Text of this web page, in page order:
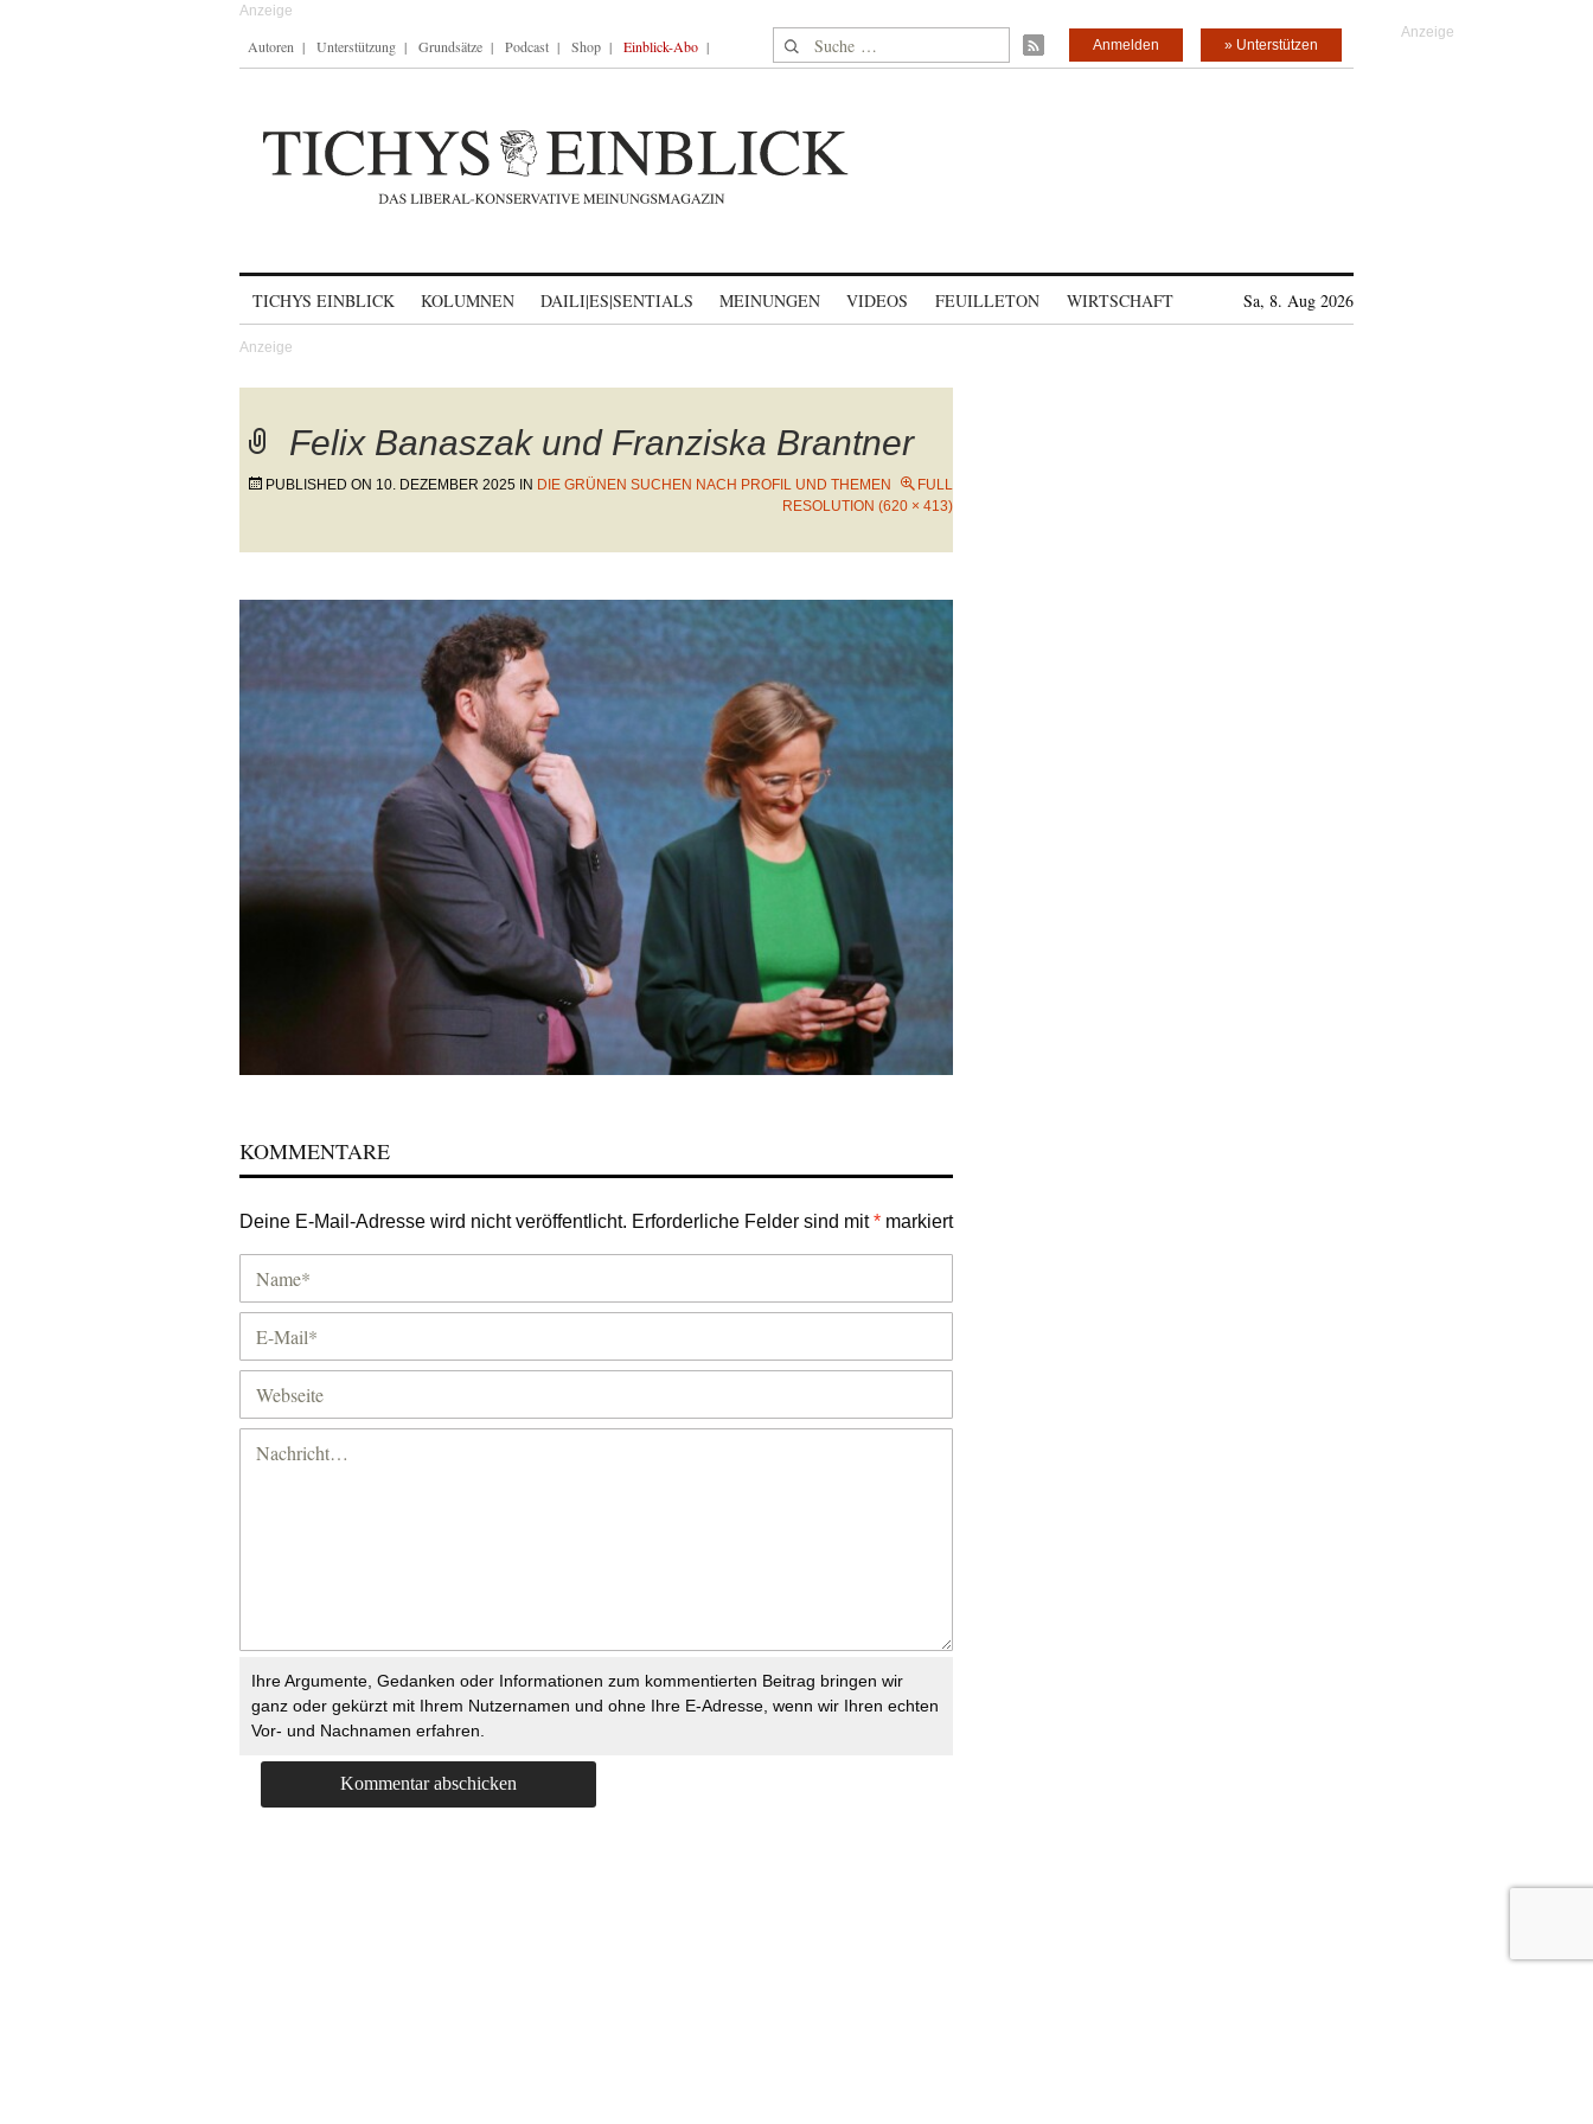
Autoren Unterstützung Grundsätze Podcast Shop Einblick-Abo Suche nach: » Unterstützen
Anmelden
TICHYS EINBLICK KOLUMNEN DAILI|ES|SENTIALS MEINUNGEN VIDEOS FEUILLETON WIRTSCHAFT Sa, 8. Aug 2026
Felix Banaszak und Franziska Brantner
PUBLISHED ON 10. DEZEMBER 2025 IN DIE GRÜNEN SUCHEN NACH PROFIL UND THEMEN
FULL
RESOLUTION (620 × 413)
KOMMENTARE
Deine E-Mail-Adresse wird nicht veröffentlicht. Erforderliche Felder sind mit* markiert
Ihre Argumente, Gedanken oder Informationen zum kommentierten Beitrag bringen wir
ganz oder gekürzt mit Ihrem Nutzernamen und ohne Ihre E-Adresse, wenn wir Ihren echten
Vor- und Nachnamen erfahren.